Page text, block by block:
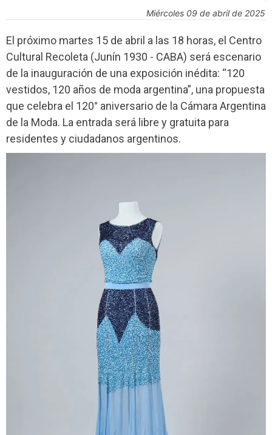
miércoles 09 de abril de 2025
El próximo martes 15 de abril a las 18 horas, el Centro
Cultural Recoleta (Junín 1930 - CABA) será escenario
de la inauguración de una exposición inédita: “120
vestidos, 120 años de moda argentina”, una propuesta
que celebra el 120° aniversario de la Cámara Argentina
de la Moda. La entrada será libre y gratuita para
residentes y ciudadanos argentinos.